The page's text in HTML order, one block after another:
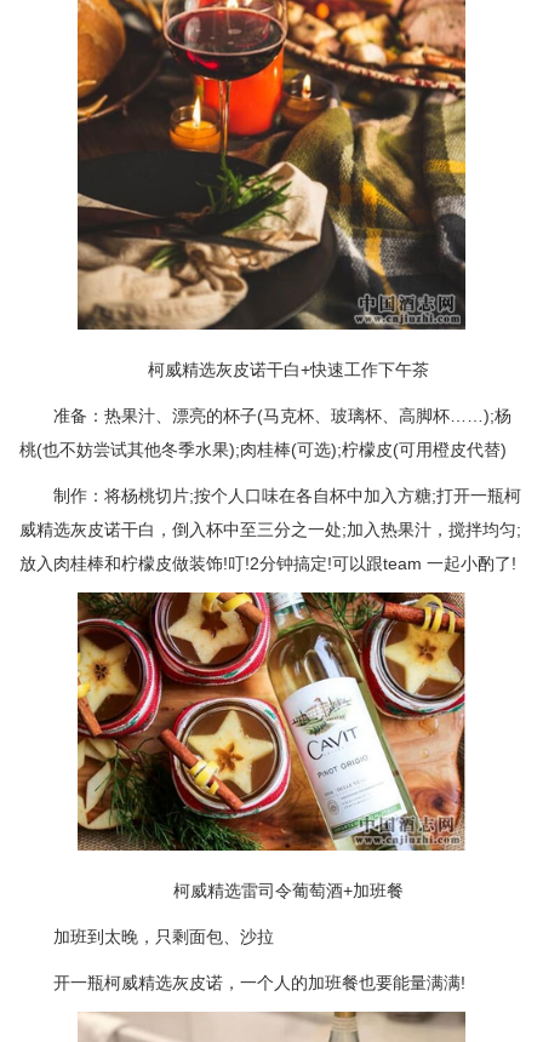
柯威精选灰皮诺干白+快速工作下午茶
准备：热果汁、漂亮的杯子(马克杯、玻璃杯、高脚杯……);杨
桃(也不妨尝试其他冬季水果);肉桂棒(可选);柠檬皮(可用橙皮代替)
制作：将杨桃切片;按个人口味在各自杯中加入方糖;打开一瓶柯
威精选灰皮诺干白，倒入杯中至三分之一处;加入热果汁，搅拌均匀;
放入肉桂棒和柠檬皮做装饰!叮!2分钟搞定!可以跟team 一起小酌了!
柯威精选雷司令葡萄酒+加班餐
加班到太晚，只剩面包、沙拉
开一瓶柯威精选灰皮诺，一个人的加班餐也要能量满满!